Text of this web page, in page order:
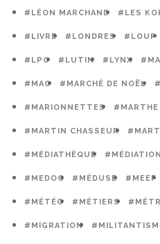
#LÉON MARCHAND #LES
#LIVRE #LONDRES #LOUP
#LPO #LUTIN #LYNX
#MAO #MARCHÉ DE NOËL
#MARIONNETTES
#MARTIN CHASSEUR
#MÉDIATHÈQUE
#MEDOC #MÉDUSE #MEEF
#MÉTÉO #MÉTIERS
#MIGRATION